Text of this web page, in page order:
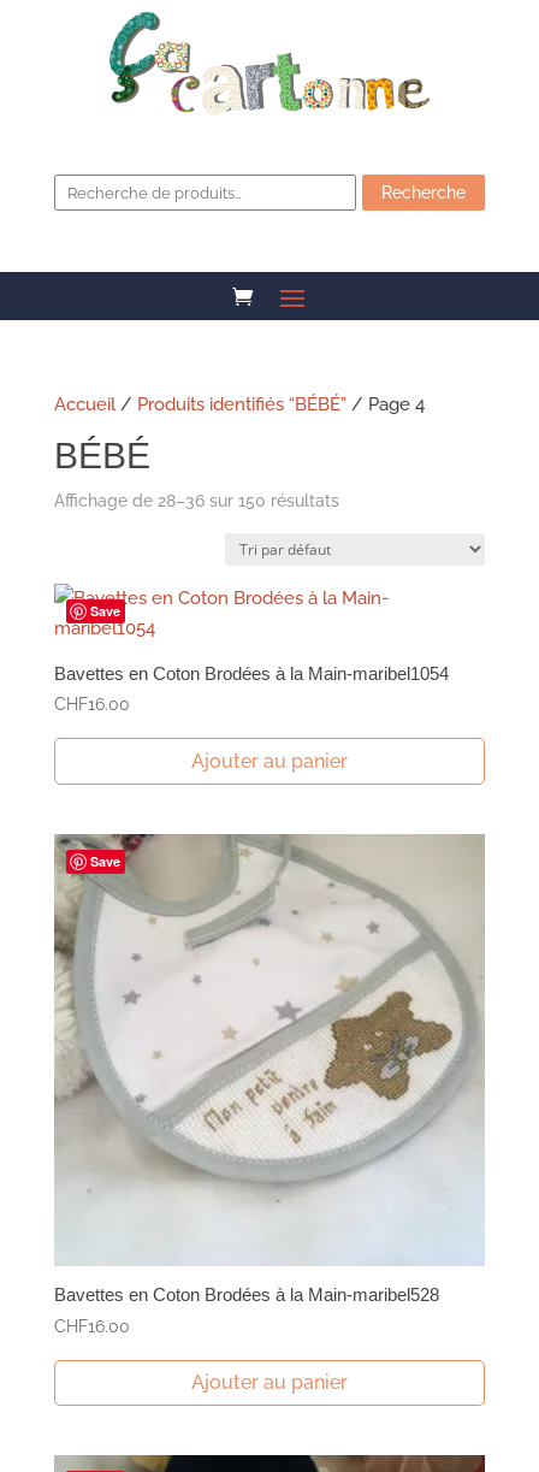
pour :
Recherche
Accueil/ Produits identifiés “BÉBÉ”/ Page 4
BÉBÉ
Affichage de 28–36 sur 150 résultats
Save
Bavettes en Coton Brodées à la Main-maribel1054
CHF16.00
Ajouter au panier
Save
Bavettes en Coton Brodées à la Main-maribel528
CHF16.00
Ajouter au panier